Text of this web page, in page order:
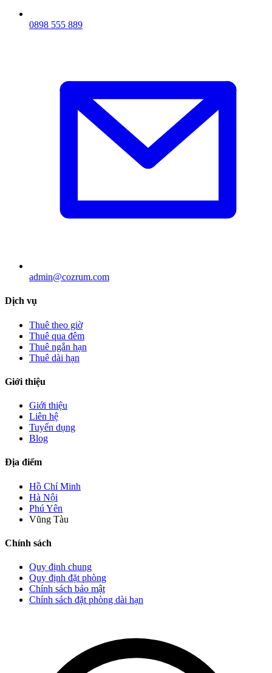
0898 555 889
admin@cozrum.com
Dịch vụ
Thuê theo giờ
Thuê qua đêm
Thuê ngắn hạn
Thuê dài hạn
Giới thiệu
Giới thiệu
Liên hệ
Tuyển dụng
Blog
Địa điểm
Hồ Chí Minh
Hà Nội
Phú Yên
Vũng Tàu
Chính sách
Quy định chung
Quy định đặt phòng
Chính sách bảo mật
Chính sách đặt phòng dài hạn